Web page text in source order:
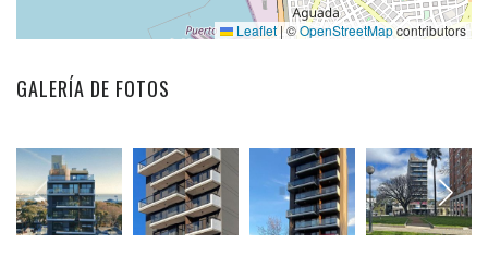
Leaflet |©OpenStreetMapcontributors
GALERÍA DE FOTOS